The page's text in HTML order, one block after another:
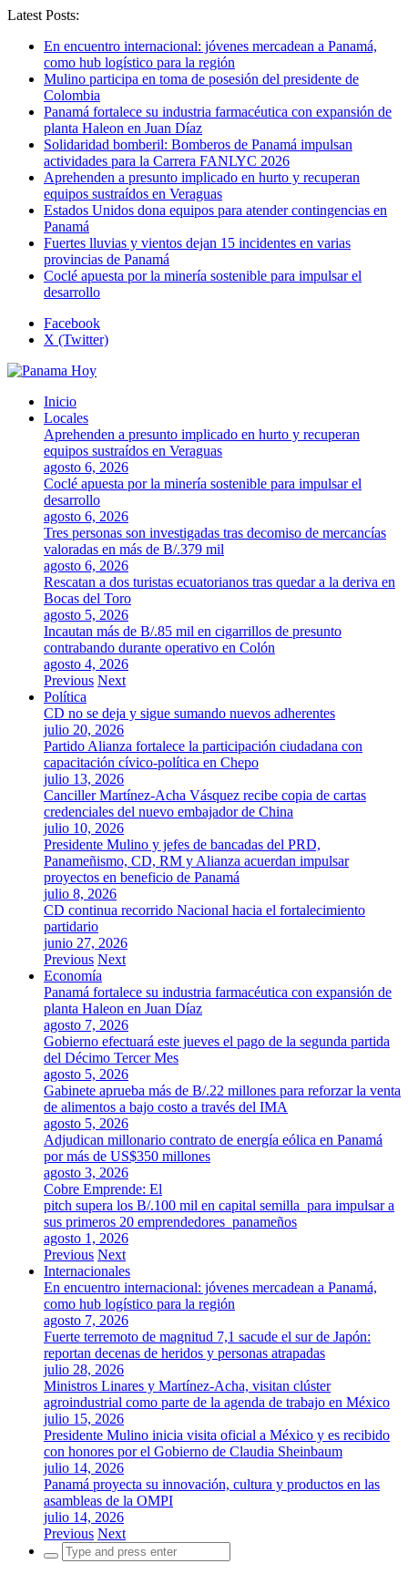
Latest Posts:
En encuentro internacional: jóvenes mercadean a Panamá,
como hub logístico para la región
Mulino participa en toma de posesión del presidente de
Colombia
Panamá fortalece su industria farmacéutica con expansión de
planta Haleon en Juan Díaz
Solidaridad bomberil: Bomberos de Panamá impulsan
actividades para la Carrera FANLYC 2026
Aprehenden a presunto implicado en hurto y recuperan
equipos sustraídos en Veraguas
Estados Unidos dona equipos para atender contingencias en
Panamá
Fuertes lluvias y vientos dejan 15 incidentes en varias
provincias de Panamá
Coclé apuesta por la minería sostenible para impulsar el
desarrollo
Facebook
X (Twitter)
Inicio
Locales
Aprehenden a presunto implicado en hurto y recuperan
equipos sustraídos en Veraguas
agosto 6, 2026
Coclé apuesta por la minería sostenible para impulsar el
desarrollo
agosto 6, 2026
Tres personas son investigadas tras decomiso de mercancías
valoradas en más de B/.379 mil
agosto 6, 2026
Rescatan a dos turistas ecuatorianos tras quedar a la deriva en
Bocas del Toro
agosto 5, 2026
Incautan más de B/.85 mil en cigarrillos de presunto
contrabando durante operativo en Colón
agosto 4, 2026
Previous Next
Política
CD no se deja y sigue sumando nuevos adherentes
julio 20, 2026
Partido Alianza fortalece la participación ciudadana con
capacitación cívico-política en Chepo
julio 13, 2026
Canciller Martínez-Acha Vásquez recibe copia de cartas
credenciales del nuevo embajador de China
julio 10, 2026
Presidente Mulino y jefes de bancadas del PRD,
Panameñismo, CD, RM y Alianza acuerdan impulsar
proyectos en beneficio de Panamá
julio 8, 2026
CD continua recorrido Nacional hacia el fortalecimiento
partidario
junio 27, 2026
Previous Next
Economía
Panamá fortalece su industria farmacéutica con expansión de
planta Haleon en Juan Díaz
agosto 7, 2026
Gobierno efectuará este jueves el pago de la segunda partida
del Décimo Tercer Mes
agosto 5, 2026
Gabinete aprueba más de B/.22 millones para reforzar la venta
de alimentos a bajo costo a través del IMA
agosto 5, 2026
Adjudican millonario contrato de energía eólica en Panamá
por más de US$350 millones
agosto 3, 2026
Cobre Emprende: El
pitch supera los B/.100 mil en capital semilla para impulsar a
sus primeros 20 emprendedores panameños
agosto 1, 2026
Previous Next
Internacionales
En encuentro internacional: jóvenes mercadean a Panamá,
como hub logístico para la región
agosto 7, 2026
Fuerte terremoto de magnitud 7,1 sacude el sur de Japón:
reportan decenas de heridos y personas atrapadas
julio 28, 2026
Ministros Linares y Martínez-Acha, visitan clúster
agroindustrial como parte de la agenda de trabajo en México
julio 15, 2026
Presidente Mulino inicia visita oficial a México y es recibido
con honores por el Gobierno de Claudia Sheinbaum
julio 14, 2026
Panamá proyecta su innovación, cultura y productos en las
asambleas de la OMPI
julio 14, 2026
Previous Next
Search
for: